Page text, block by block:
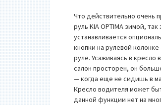
Что действительно очень
руль KIA OPTIMA зимой,
устанавливается
кнопки на рулевой
руле. Усаживаясь в
салон просторен, он
— когда еще не сидишь в
Кресло водителя может
данной функции нет на